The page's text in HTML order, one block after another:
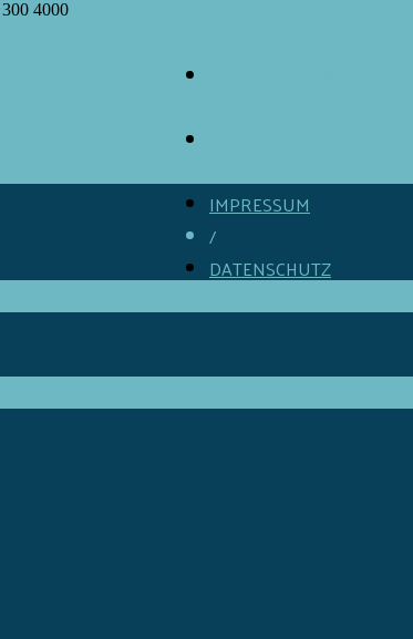
300 4000
IMPRESSUM
/
DATENSCHUTZ